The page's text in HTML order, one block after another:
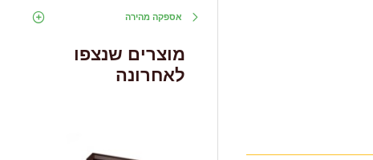
אספקה מהירה
מוצרים שנצפו
לאחרונה